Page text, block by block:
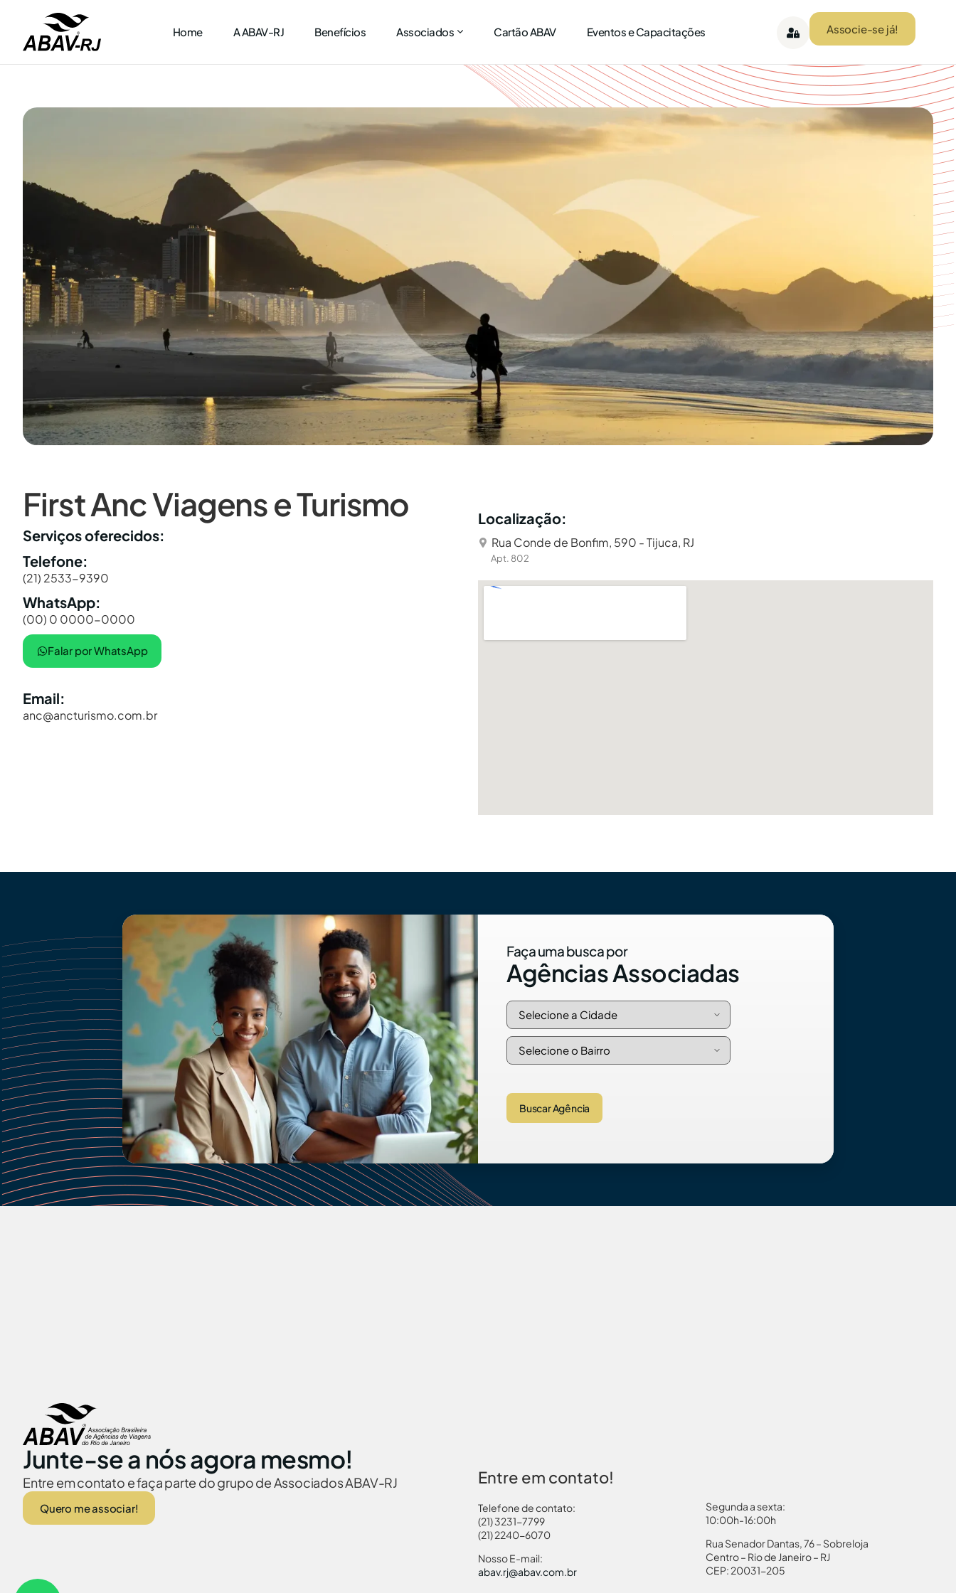
Home A ABAV-RJ Benefícios Associados Cartão ABAV Eventos e Capacitações Associe-se já!
First Anc Viagens e Turismo
Serviços oferecidos:
Telefone:
(21) 2533-9390
WhatsApp:
(00) 0 0000-0000
Falar por WhatsApp
Email:
anc@ancturismo.com.br
Localização:
Rua Conde de Bonfim, 590 - Tijuca, RJ
Apt. 802
Faça uma busca por
Agências Associadas
Buscar Agência
Junte-se a nós agora mesmo!
Entre em contato e faça parte do grupo de Associados ABAV-RJ
Quero me associar!
Entre em contato!
Telefone de contato:
(21) 3231-7799
(21) 2240-6070
Nosso E-mail:
abav.rj@abav.com.br
Segunda a sexta:
10:00h-16:00h
Rua Senador Dantas, 76 – Sobreloja
Centro – Rio de Janeiro – RJ
CEP: 20031-205
Autorização Menores